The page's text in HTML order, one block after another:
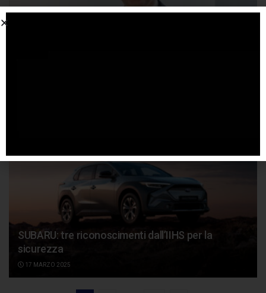
SUBARU: tre riconoscimenti dall’IIHS per la
sicurezza
17 MARZO 2025